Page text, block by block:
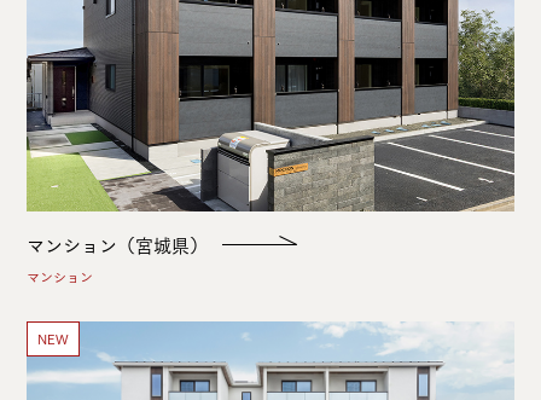
マンション（宮城県）
マンション
NEW